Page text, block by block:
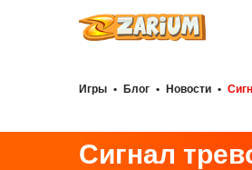
Игры • Блог • Новости •
Сигнал